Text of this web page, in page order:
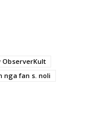
ObserverKult
nga fan s. noli